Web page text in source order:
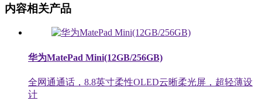
内容相关产品
华为MatePad Mini(12GB/256GB)
全网通通话，8.8英寸柔性OLED云晰柔光屏，超轻薄设
计